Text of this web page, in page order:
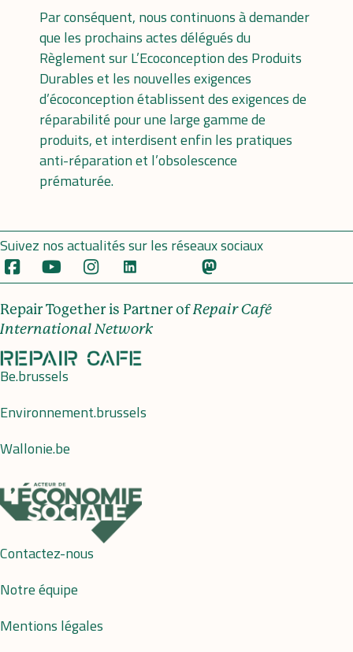
Par conséquent, nous continuons à demander
que les prochains actes délégués du
Règlement sur L’Ecoconception des Produits
Durables et les nouvelles exigences
d’écoconception établissent des exigences de
réparabilité pour une large gamme de
produits, et interdisent enfin les pratiques
anti-réparation et l’obsolescence
prématurée.
Suivez nos actualités sur les réseaux sociaux
Repair Together is Partner ofRepair Café
International Network
Be.brussels
Environnement.brussels
Wallonie.be
Contactez-nous
Notre équipe
Mentions légales